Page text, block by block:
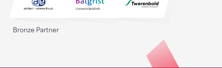
Bronze Partner